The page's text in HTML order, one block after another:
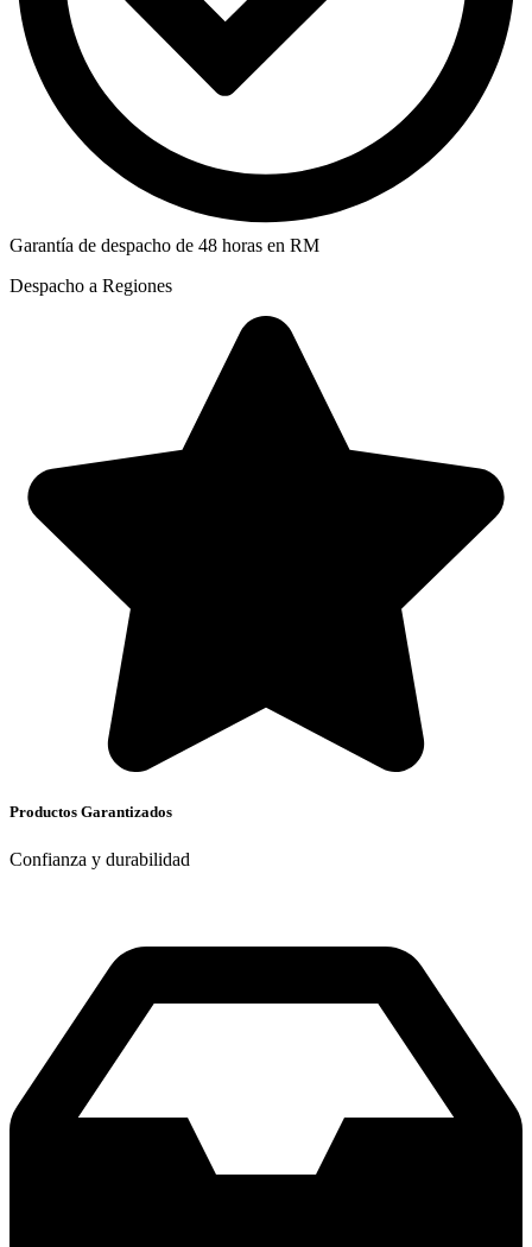
Garantía de despacho de 48 horas en RM
Despacho a Regiones
Productos Garantizados
Confianza y durabilidad